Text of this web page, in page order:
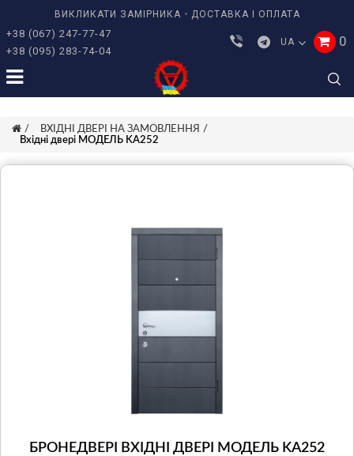
ВИКЛИКАТИ ЗАМІРНИКА ДОСТАВКА І ОПЛАТА
+38 (067) 247-77-47
+38 (095) 283-74-04
UA 0
ВХІДНІ ДВЕРІ НА ЗАМОВЛЕННЯ
Вхідні двері МОДЕЛЬ KA252
БРОНЕДВЕРІ ВХІДНІ ДВЕРІ МОДЕЛЬ KA252